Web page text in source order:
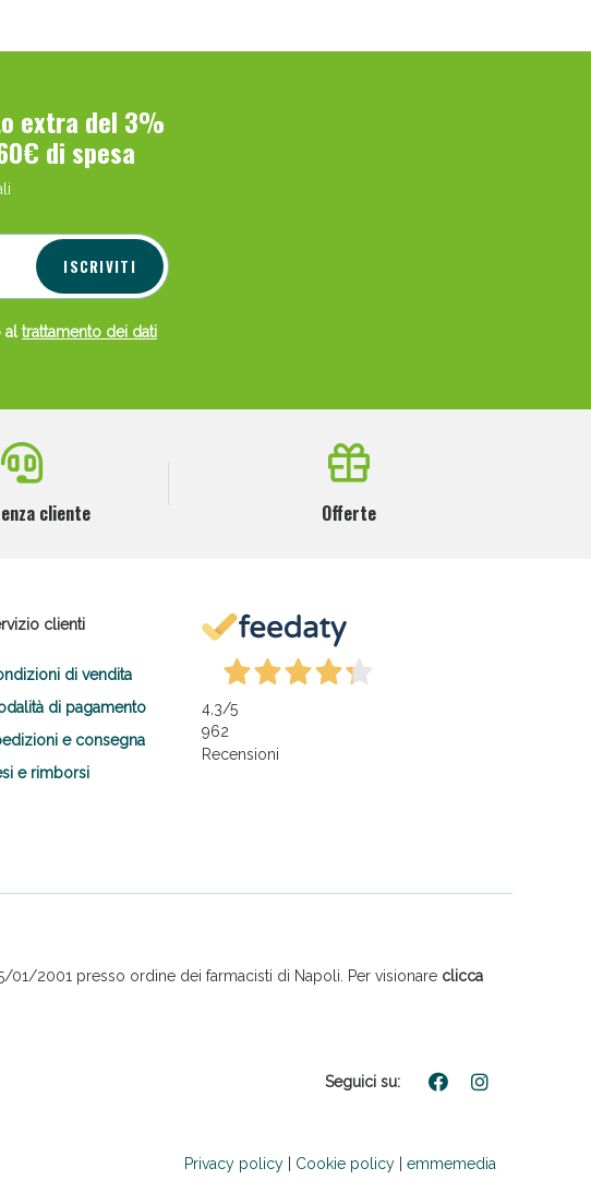
extra del 3%
di spesa
ISCRIVITI
al trattamento dei dati
cliente Offerte
clienti
di vendita
di pagamento
e consegna
e rimborsi
4,3/5
962
Recensioni
01/2001 presso ordine dei farmacisti di Napoli. Per visionare clicca
Seguici su:
Privacy policy Cookie policy emmemedia
valido oggi!